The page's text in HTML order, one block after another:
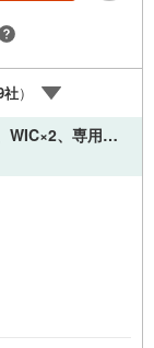
構えております。
むつ替えスペース
てご来店いただ
サポートや金融機
無理のない資金
します。
社）
、専用庭17.40m